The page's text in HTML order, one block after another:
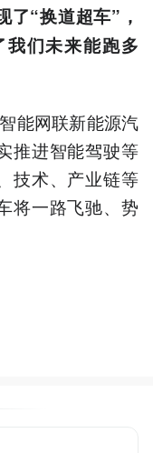
了“换道超车”，
们未来能跑多
能网联新能源汽
推进智能驾驶等
技术、产业链等
将一路飞驰、势